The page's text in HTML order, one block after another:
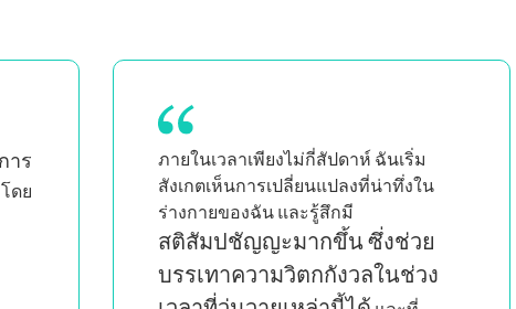
ฉันมั่นใจมากขึ้นในการบอกใบ้
และเรียนมากขึ้น เพราะมันให้
ความรู้และคุ้มค่าทุกเพนนี